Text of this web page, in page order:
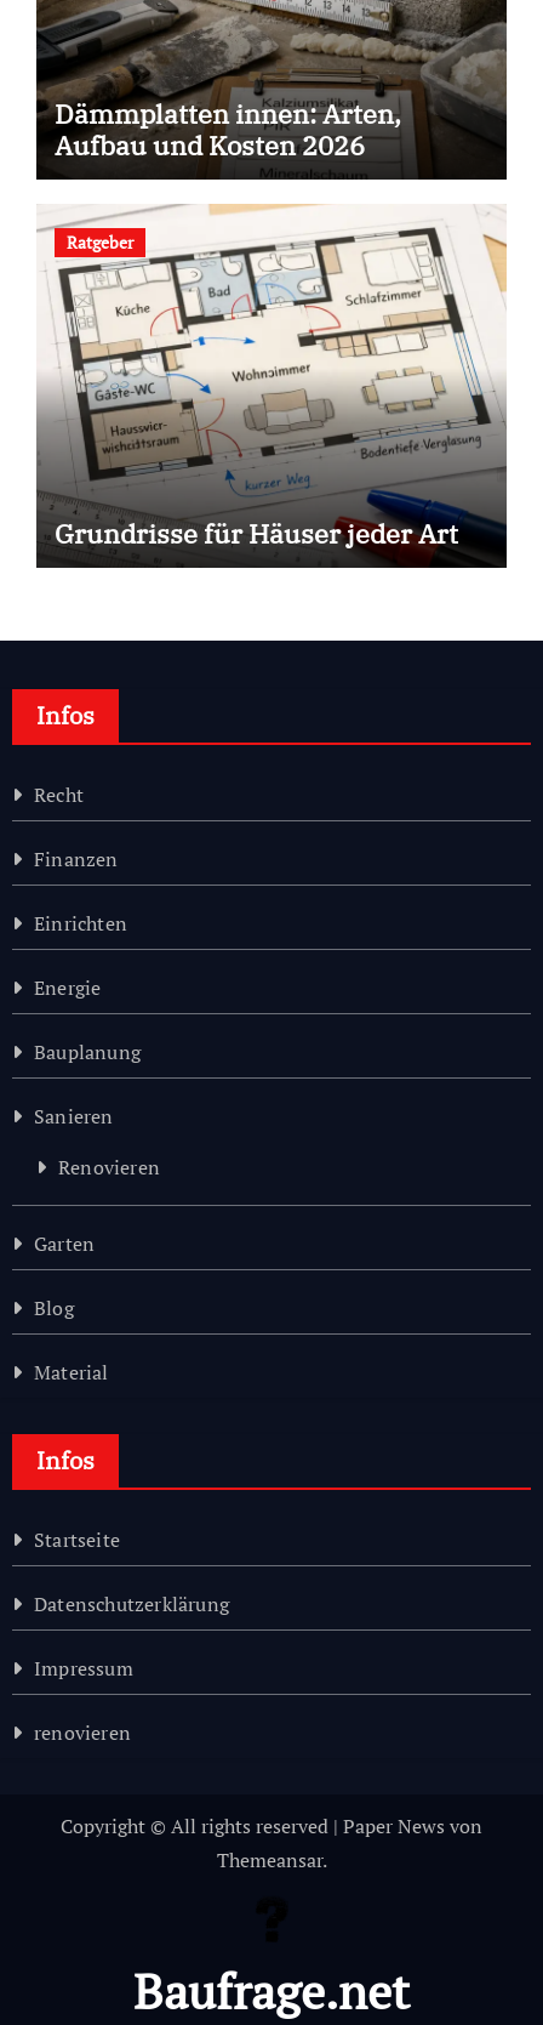
Dämmplatten innen: Arten,
Aufbau und Kosten 2026
Ratgeber
Grundrisse für Häuser jeder Art
Infos
Recht
Finanzen
Einrichten
Energie
Bauplanung
Sanieren
Renovieren
Garten
Blog
Material
Infos
Startseite
Datenschutzerklärung
Impressum
renovieren
Copyright © All rights reserved | Paper News von
Themeansar.
Baufrage.net